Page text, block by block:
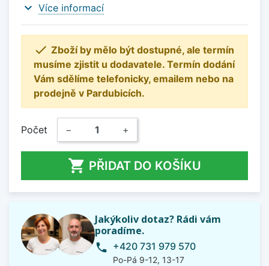
expand_more Více informací
 Zboží by mělo být dostupné, ale termín
musíme zjistit u dodavatele. Termín dodání
Vám sdělíme telefonicky, emailem nebo na
prodejně v Pardubicích.
Počet − +
 PŘIDAT DO KOŠÍKU
Jakýkoliv dotaz? Rádi vám
poradíme.
phone +420 731 979 570
Po-Pá 9-12, 13-17